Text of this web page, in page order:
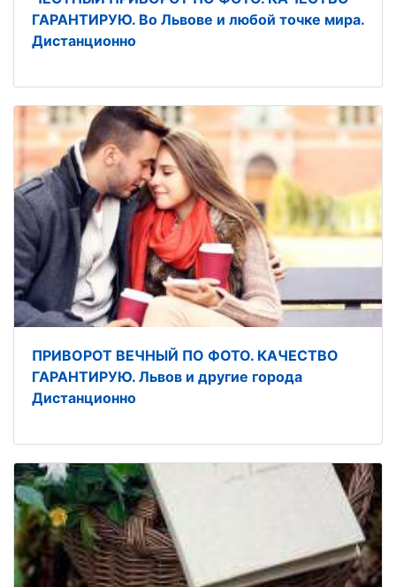
ГАРАНТИРУЮ. Во Львове и любой точке мира.
Дистанционно
ПРИВОРОТ ВЕЧНЫЙ ПО ФОТО. КАЧЕСТВО
ГАРАНТИРУЮ. Львов и другие города
Дистанционно